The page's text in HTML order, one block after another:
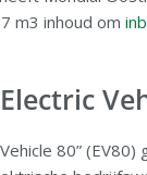
m3 inhoud om
80”